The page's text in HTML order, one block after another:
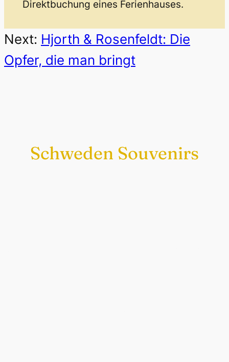
Direktbuchung eines Ferienhauses.
Next: Hjorth & Rosenfeldt: Die
Opfer, die man bringt
Schweden Souvenirs